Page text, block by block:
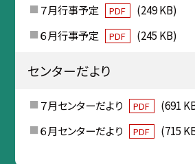
７月行事予定
PDF
(249 KB)
６月行事予定
PDF (245 KB)
センターだより
７月センターだより PDF
(691
６月センターだより
PDF (715